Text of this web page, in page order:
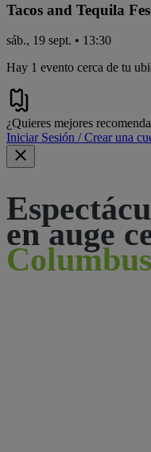
Tacos and Tequila
sáb., 19 sept. • 13:30
Hay 1 evento cerca de tu
¿Quieres mejores
Iniciar Sesión / Crear una
en auge
Columbus